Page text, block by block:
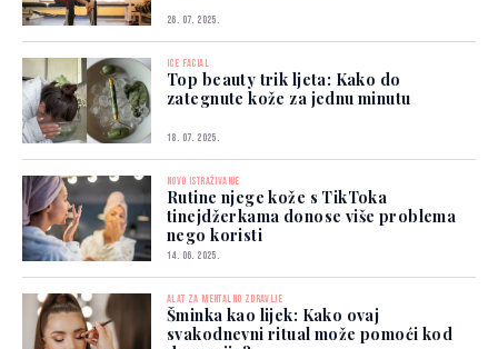
26. 07. 2025.
ICE FACIAL
Top beauty trik ljeta: Kako do
zategnute kože za jednu minutu
18. 07. 2025.
NOVO ISTRAŽIVANJE
Rutine njege kože s TikToka
tinejdžerkama donose više problema
nego koristi
14. 06. 2025.
ALAT ZA MENTALNO ZDRAVLJE
Šminka kao lijek: Kako ovaj
svakodnevni ritual može pomoći kod